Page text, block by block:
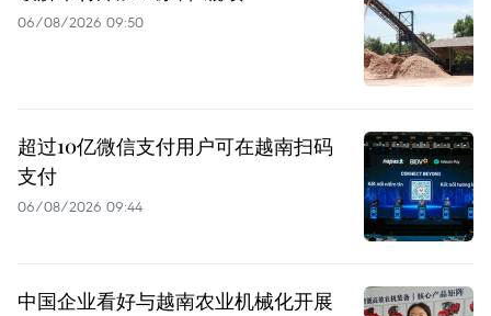
06/08/2026 09:50
超过10亿微信支付用户可在越南扫码
支付
06/08/2026 09:44
中国企业看好与越南农业机械化开展